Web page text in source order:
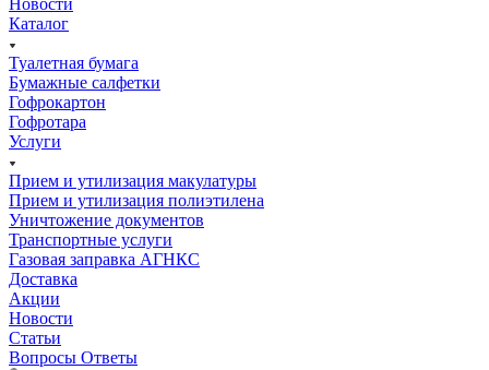
Каталог
Туалетная бумага
Бумажные салфетки
Гофрокартон
Гофротара
Услуги
Прием и утилизация макулатуры
Прием и утилизация полиэтилена
Уничтожение документов
Транспортные услуги
Газовая заправка АГНКС
Доставка
Акции
Новости
Статьи
Вопросы Ответы